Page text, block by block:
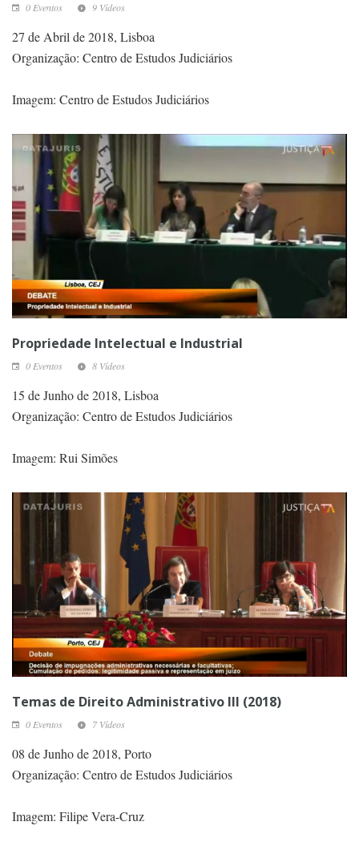
0 Eventos 9 Vídeos
27 de Abril de 2018, Lisboa
Organização: Centro de Estudos Judiciários
Imagem: Centro de Estudos Judiciários
Propriedade Intelectual e Industrial
0 Eventos 8 Vídeos
15 de Junho de 2018, Lisboa
Organização: Centro de Estudos Judiciários
Imagem: Rui Simões
Temas de Direito Administrativo III (2018)
0 Eventos 7 Vídeos
08 de Junho de 2018, Porto
Organização: Centro de Estudos Judiciários
Imagem: Filipe Vera-Cruz